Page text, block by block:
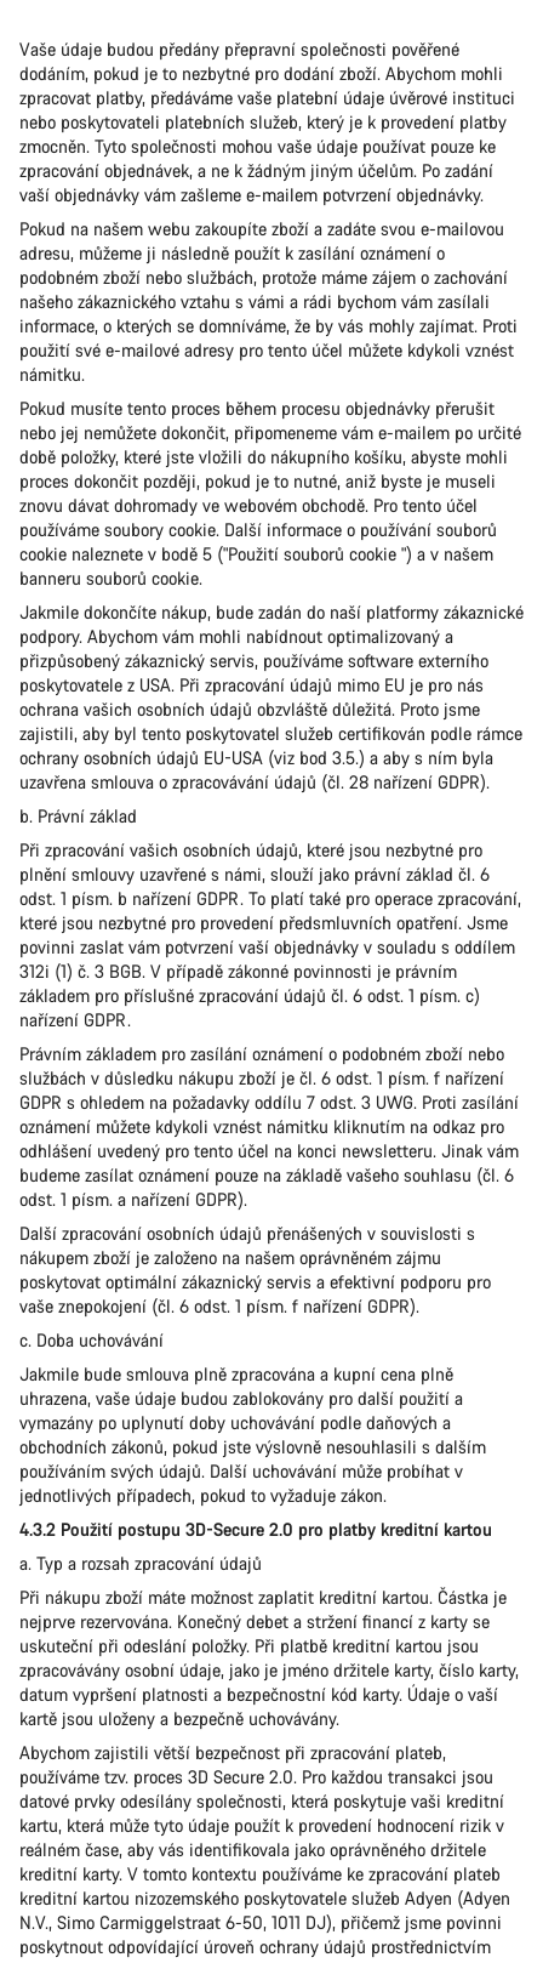
Vaše údaje budou předány přepravní společnosti pověřené
dodáním, pokud je to nezbytné pro dodání zboží. Abychom mohli
zpracovat platby, předáváme vaše platební údaje úvěrové instituci
nebo poskytovateli platebních služeb, který je k provedení platby
zmocněn. Tyto společnosti mohou vaše údaje používat pouze ke
zpracování objednávek, a ne k žádným jiným účelům. Po zadání
vaší objednávky vám zašleme e-mailem potvrzení objednávky.
Pokud na našem webu zakoupíte zboží a zadáte svou e-mailovou
adresu, můžeme ji následně použít k zasílání oznámení o
podobném zboží nebo službách, protože máme zájem o zachování
našeho zákaznického vztahu s vámi a rádi bychom vám zasílali
informace, o kterých se domníváme, že by vás mohly zajímat. Proti
použití své e-mailové adresy pro tento účel můžete kdykoli vznést
námitku.
Pokud musíte tento proces během procesu objednávky přerušit
nebo jej nemůžete dokončit, připomeneme vám e-mailem po určité
době položky, které jste vložili do nákupního košíku, abyste mohli
proces dokončit později, pokud je to nutné, aniž byste je museli
znovu dávat dohromady ve webovém obchodě. Pro tento účel
používáme soubory cookie. Další informace o používání souborů
cookie naleznete v bodě 5 ("Použití souborů cookie ") a v našem
banneru souborů cookie.
Jakmile dokončíte nákup, bude zadán do naší platformy zákaznické
podpory. Abychom vám mohli nabídnout optimalizovaný a
přizpůsobený zákaznický servis, používáme software externího
poskytovatele z USA. Při zpracování údajů mimo EU je pro nás
ochrana vašich osobních údajů obzvláště důležitá. Proto jsme
zajistili, aby byl tento poskytovatel služeb certifikován podle rámce
ochrany osobních údajů EU-USA (viz bod 3.5.) a aby s ním byla
uzavřena smlouva o zpracovávání údajů (čl. 28 nařízení GDPR).
b. Právní základ
Při zpracování vašich osobních údajů, které jsou nezbytné pro
plnění smlouvy uzavřené s námi, slouží jako právní základ čl. 6
odst. 1 písm. b nařízení GDPR. To platí také pro operace zpracování,
které jsou nezbytné pro provedení předsmluvních opatření. Jsme
povinni zaslat vám potvrzení vaší objednávky v souladu s oddílem
312i (1) č. 3 BGB. V případě zákonné povinnosti je právním
základem pro příslušné zpracování údajů čl. 6 odst. 1 písm. c)
nařízení GDPR.
Právním základem pro zasílání oznámení o podobném zboží nebo
službách v důsledku nákupu zboží je čl. 6 odst. 1 písm. f nařízení
GDPR s ohledem na požadavky oddílu 7 odst. 3 UWG. Proti zasílání
oznámení můžete kdykoli vznést námitku kliknutím na odkaz pro
odhlášení uvedený pro tento účel na konci newsletteru. Jinak vám
budeme zasílat oznámení pouze na základě vašeho souhlasu (čl. 6
odst. 1 písm. a nařízení GDPR).
Další zpracování osobních údajů přenášených v souvislosti s
nákupem zboží je založeno na našem oprávněném zájmu
poskytovat optimální zákaznický servis a efektivní podporu pro
vaše znepokojení (čl. 6 odst. 1 písm. f nařízení GDPR).
c. Doba uchovávání
Jakmile bude smlouva plně zpracována a kupní cena plně
uhrazena, vaše údaje budou zablokovány pro další použití a
vymazány po uplynutí doby uchovávání podle daňových a
obchodních zákonů, pokud jste výslovně nesouhlasili s dalším
používáním svých údajů. Další uchovávání může probíhat v
jednotlivých případech, pokud to vyžaduje zákon.
4.3.2 Použití postupu 3D-Secure 2.0 pro platby kreditní kartou
a. Typ a rozsah zpracování údajů
Při nákupu zboží máte možnost zaplatit kreditní kartou. Částka je
nejprve rezervována. Konečný debet a stržení financí z karty se
uskuteční při odeslání položky. Při platbě kreditní kartou jsou
zpracovávány osobní údaje, jako je jméno držitele karty, číslo karty,
datum vypršení platnosti a bezpečnostní kód karty. Údaje o vaší
kartě jsou uloženy a bezpečně uchovávány.
Abychom zajistili větší bezpečnost při zpracování plateb,
používáme tzv. proces 3D Secure 2.0. Pro každou transakci jsou
datové prvky odesílány společnosti, která poskytuje vaši kreditní
kartu, která může tyto údaje použít k provedení hodnocení rizik v
reálném čase, aby vás identifikovala jako oprávněného držitele
kreditní karty. V tomto kontextu používáme ke zpracování plateb
kreditní kartou nizozemského poskytovatele služeb Adyen (Adyen
N.V., Simo Carmiggelstraat 6-50, 1011 DJ), přičemž jsme povinni
poskytnout odpovídající úroveň ochrany údajů prostřednictvím